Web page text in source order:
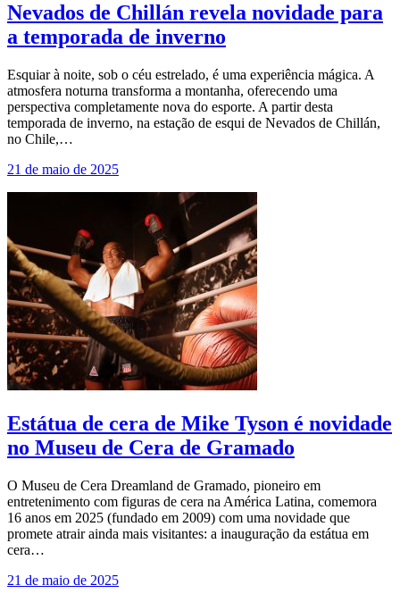
Nevados de Chillán revela novidade para
a temporada de inverno
Esquiar à noite, sob o céu estrelado, é uma experiência mágica. A
atmosfera noturna transforma a montanha, oferecendo uma
perspectiva completamente nova do esporte. A partir desta
temporada de inverno, na estação de esqui de Nevados de Chillán,
no Chile,…
21 de maio de 2025
Estátua de cera de Mike Tyson é novidade
no Museu de Cera de Gramado
O Museu de Cera Dreamland de Gramado, pioneiro em
entretenimento com figuras de cera na América Latina, comemora
16 anos em 2025 (fundado em 2009) com uma novidade que
promete atrair ainda mais visitantes: a inauguração da estátua em
cera…
21 de maio de 2025